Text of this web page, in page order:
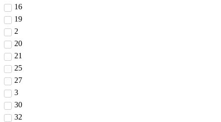
16
19
2
20
21
25
27
3
30
32